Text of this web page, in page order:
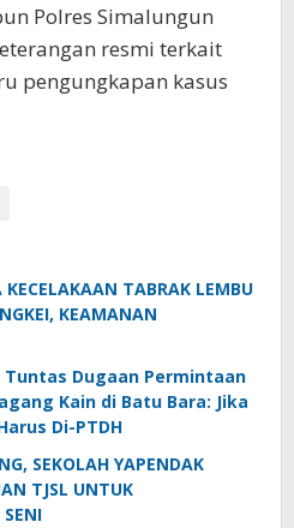
Polres Simalungun
resmi terkait
pengungkapan kasus
KECELAKAAN TABRAK LEMBU
KEAMANAN
Tuntas Dugaan Permintaan
Kain di Batu Bara: Jika
Di-PTDH
SEKOLAH YAPENDAK
TJSL UNTUK